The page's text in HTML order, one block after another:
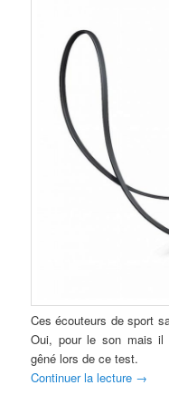
Ces écouteurs de sport
Oui, pour le son mais il
gêné lors de ce test.
Continuer la lecture →